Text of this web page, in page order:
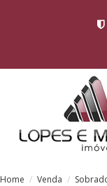
Home Venda